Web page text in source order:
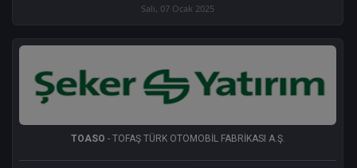
Salı, 07 Ocak 2025
TOASO - TOFAŞ TÜRK OTOMOBİL FABRİKASI A.Ş.